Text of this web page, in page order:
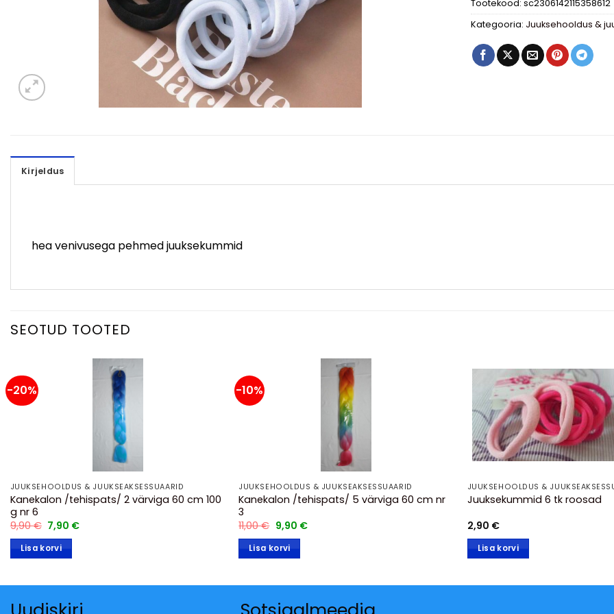
Tootekood: sc2306142115358612
Kategooria: Juuksehooldus &
Kirjeldus
hea venivusega pehmed juuksekummid
SEOTUD TOOTED
-20%
JUUKSEHOOLDUS & JUUKSEAKSESSUAARID
Kanekalon /tehispats/ 2 värviga 60 cm 100
g nr 6
9,90€ Algne
hind
oli:
9,90 €.
7,90 €Praegune
Lisa korvi
-10%
JUUKSEHOOLDUS & JUUKSEAKSESSUAARID
Kanekalon /tehispats/ 5 värviga 60 cm nr
3
11,00€ Algne
hind
oli:
11,00 €.
9,90 €Praegune
Lisa korvi
JUUKSEHOOLDUS &
Juuksekummid 6 tk roosad
2,90 €
Lisa korvi